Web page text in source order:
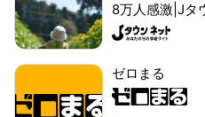
8万人感激|Jタ
ゼロまる